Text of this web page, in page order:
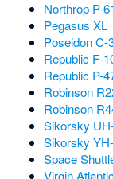
Northrop P-
Pegasus XL
Poseidon C-
Republic F-
Republic P-
Robinson
Robinson
Sikorsky
Sikorsky
Space
Virgin